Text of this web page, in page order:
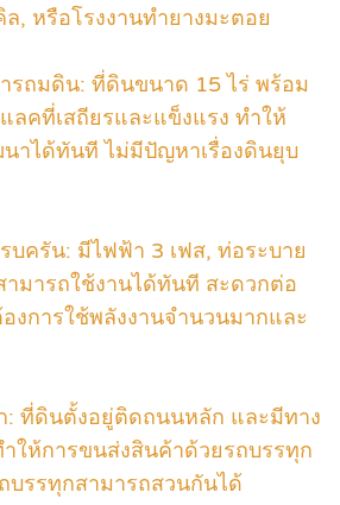
ล, หรือโรงงานทำยางมะตอย
รถมดิน: ที่ดินขนาด 15 ไร่ พร้อม
คที่เสถียรและแข็งแรง ทำให้
าได้ทันที ไม่มีปัญหาเรื่องดินยุบ
ครัน: มีไฟฟ้า 3 เฟส, ท่อระบาย
มารถใช้งานได้ทันที สะดวกต่อ
งการใช้พลังงานจำนวนมากและ
: ที่ดินตั้งอยู่ติดถนนหลัก และมีทาง
ำให้การขนส่งสินค้าด้วยรถบรรทุก
บรรทุกสามารถสวนกันได้